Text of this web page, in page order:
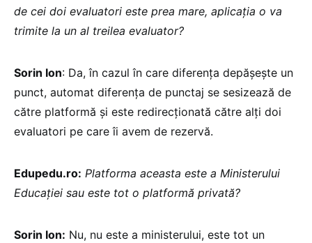
de cei doi evaluatori este prea mare, aplicația o va
trimite la un al treilea evaluator?
Sorin Ion: Da, în cazul în care diferența depășește un
punct, automat diferența de punctaj se sesizează de
către platformă și este redirecționată către alți doi
evaluatori pe care îi avem de rezervă.
Edupedu.ro: Platforma aceasta este a Ministerului
Educației sau este tot o platformă privată?
Sorin Ion: Nu, nu este a ministerului, este tot un